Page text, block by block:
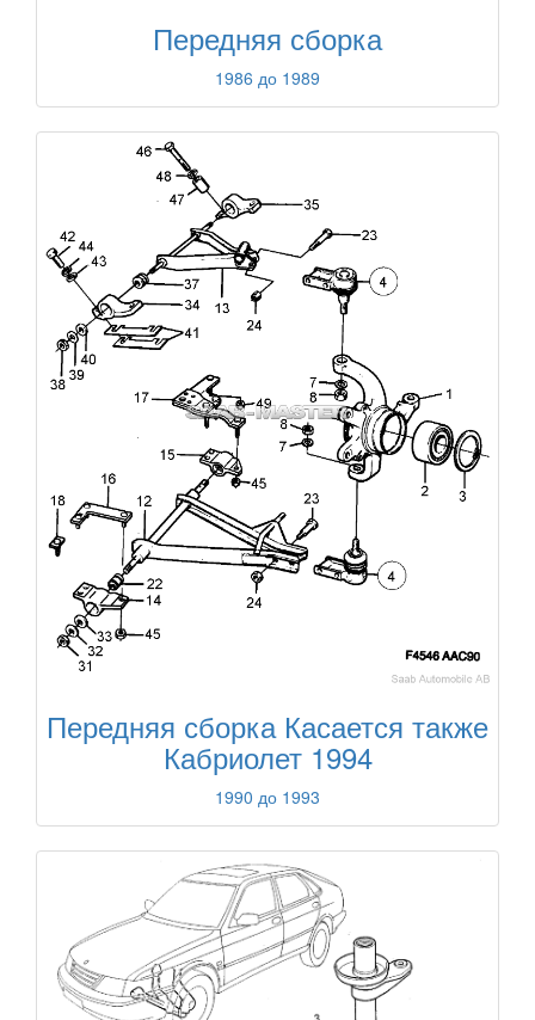
Передняя сборка
1986 до 1989
Передняя сборка Касается также
Кабриолет 1994
1990 до 1993